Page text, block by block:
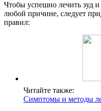
Чтобы успешно лечить зуд
любой причине, следует
правил:
Читайте также:
Симптомы и методы